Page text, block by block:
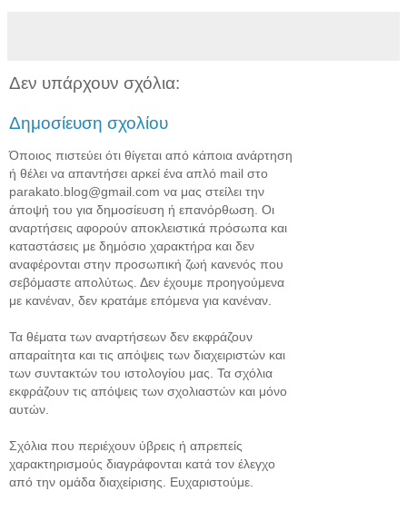
Δεν υπάρχουν σχόλια:
Δημοσίευση σχολίου
Όποιος πιστεύει ότι θίγεται από κάποια ανάρτηση
ή θέλει να απαντήσει αρκεί ένα απλό mail στο
parakato.blog@gmail.com να μας στείλει την
άποψή του για δημοσίευση ή επανόρθωση. Οι
αναρτήσεις αφορούν αποκλειστικά πρόσωπα και
καταστάσεις με δημόσιο χαρακτήρα και δεν
αναφέρονται στην προσωπική ζωή κανενός που
σεβόμαστε απολύτως. Δεν έχουμε προηγούμενα
με κανέναν, δεν κρατάμε επόμενα για κανέναν.
Τα θέματα των αναρτήσεων δεν εκφράζουν
απαραίτητα και τις απόψεις των διαχειριστών και
των συντακτών του ιστολογίου μας. Τα σχόλια
εκφράζουν τις απόψεις των σχολιαστών και μόνο
αυτών.
Σχόλια που περιέχουν ύβρεις ή απρεπείς
χαρακτηρισμούς διαγράφονται κατά τον έλεγχο
από την ομάδα διαχείρισης. Ευχαριστούμε.